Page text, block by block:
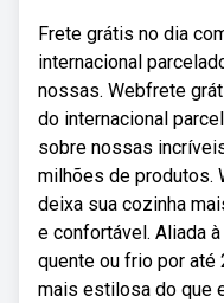
Frete grátis no dia
internacional
nossas. Webfrete
do internacional
sobre nossas
milhões de produtos.
deixa sua cozinha
e confortável. Aliada
quente ou frio por até
mais estilosa do que